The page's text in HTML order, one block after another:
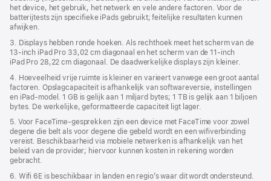
het device, het gebruik, het netwerk en vele andere factoren. Voor de
batterijtests zijn specifieke iPads gebruikt; feitelijke resultaten kunnen
afwijken.
3. Displays hebben ronde hoeken. Als rechthoek meet het scherm van de
13‑inch iPad Pro 33,02 cm diagonaal en het scherm van de 11‑inch
iPad Pro 28,22 cm diagonaal. De daadwerkelijke displays zijn kleiner.
4. Hoeveelheid vrije ruimte is kleiner en varieert vanwege een groot aantal
factoren. Opslagcapaciteit is afhankelijk van softwareversie, instellingen
en iPad‑model. 1 GB is gelijk aan 1 miljard bytes; 1 TB is gelijk aan 1 biljoen
bytes. De werkelijke, geformatteerde capaciteit ligt lager.
5. Voor FaceTime-gesprekken zijn een device met FaceTime voor zowel
degene die belt als voor degene die gebeld wordt en een wifiverbinding
vereist. Beschikbaarheid via mobiele netwerken is afhankelijk van het
beleid van de provider; hiervoor kunnen kosten in rekening worden
gebracht.
6. Wifi 6E is beschikbaar in landen en regio’s waar dit wordt ondersteund.